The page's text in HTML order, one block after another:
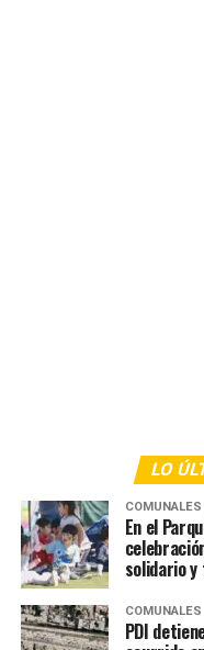
LO
COMUNALES
En el
solidario
COMUNALES
PDI